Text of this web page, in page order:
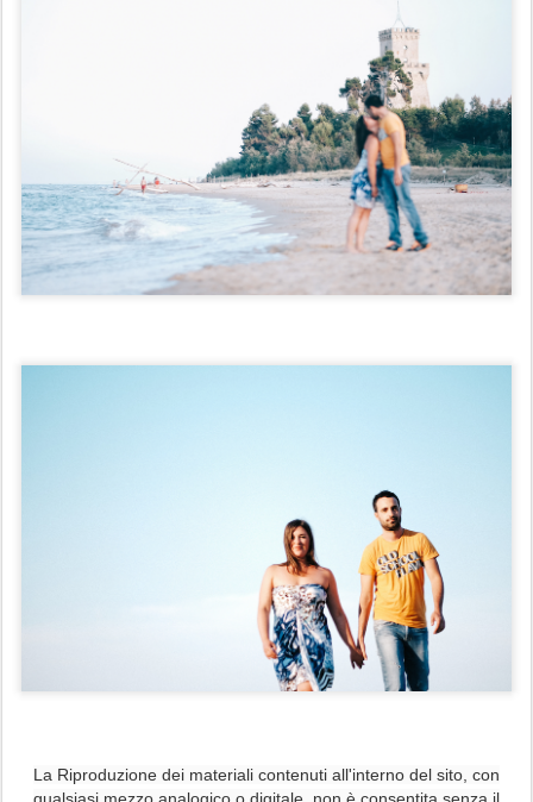
La Riproduzione dei materiali contenuti all'interno del sito, con